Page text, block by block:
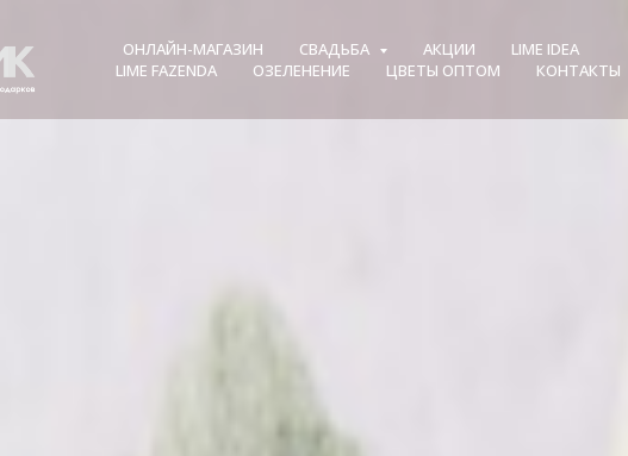
ОНЛАЙН-МАГАЗИН СВАДЬБА АКЦИИ
LIME IDEA
LIME FAZENDA
ОЗЕЛЕНЕНИЕ ЦВЕТЫ ОПТОМ КОНТАКТЫ